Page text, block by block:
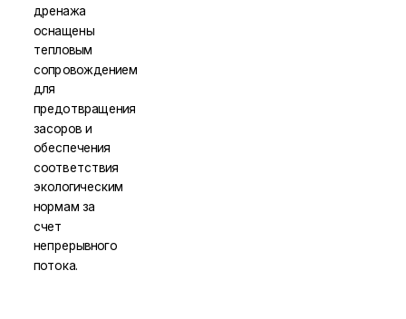
дренажа
оснащены
тепловым
сопровождением
для
предотвращения
засоров и
обеспечения
соответствия
экологическим
нормам за
счет
непрерывного
потока.